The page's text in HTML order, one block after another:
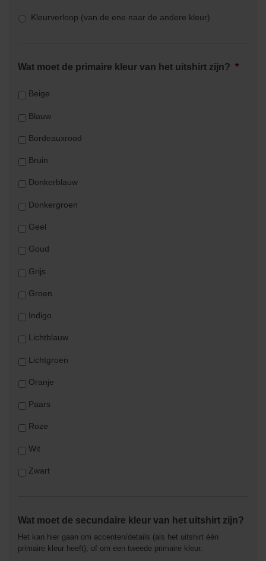
Kleurverloop (van de ene naar de andere kleur)
Wat moet de primaire kleur van het uitshirt zijn? *
Beige
Blauw
Bordeauxrood
Bruin
Donkerblauw
Donkergroen
Geel
Goud
Grijs
Groen
Indigo
Lichtblauw
Lichtgroen
Oranje
Paars
Roze
Wit
Zwart
Wat moet de secundaire kleur van het uitshirt zijn?
Het kan hier gaan om accenten/details (als het uitshirt één
primaire kleur heeft), of om een tweede primaire kleur.